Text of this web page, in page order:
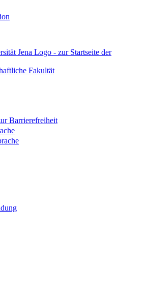
Jena Logo - zur Startseite der
Fakultät
Barrierefreiheit